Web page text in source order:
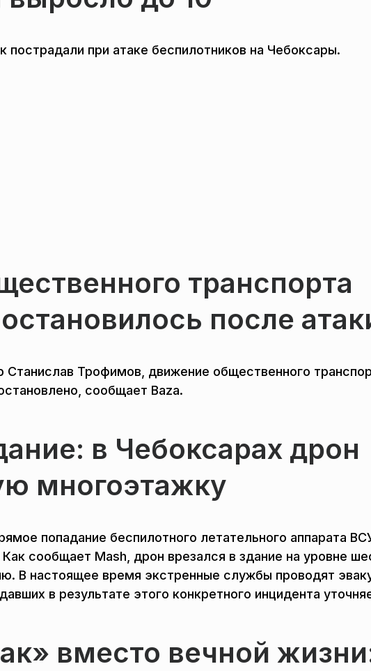
пострадали при атаке беспилотников на Чебоксары.
транспорта
после
Трофимов, движение общественного
сообщает Baza.
в Чебоксарах дрон
многоэтажку
попадание беспилотного летательного аппарата
сообщает Mash, дрон врезался в здание на уровне
В настоящее время экстренные службы проводят
в результате этого конкретного инцидента
вместо вечной